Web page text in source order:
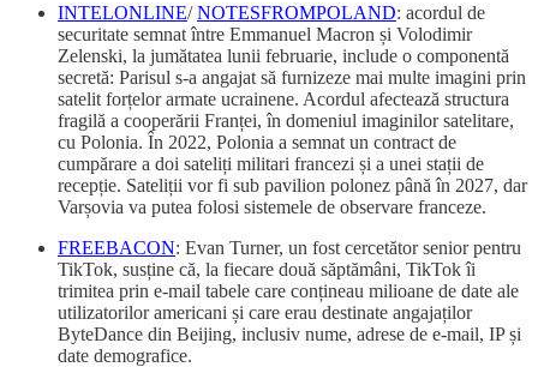
INTELONLINE/NOTESFROMPOLAND: acordul de
securitate semnat între Emmanuel Macron și Volodimir
Zelenski, la jumătatea lunii februarie, include o componentă
secretă: Parisul s-a angajat să furnizeze mai multe imagini prin
satelit forțelor armate ucrainene. Acordul afectează structura
fragilă a cooperării Franței, în domeniul imaginilor satelitare,
cu Polonia. În 2022, Polonia a semnat un contract de
cumpărare a doi sateliți militari francezi și a unei stații de
recepție. Sateliții vor fi sub pavilion polonez până în 2027, dar
Varșovia va putea folosi sistemele de observare franceze.
FREEBACON: Evan Turner, un fost cercetător senior pentru
TikTok, susține că, la fiecare două săptămâni, TikTok îi
trimitea prin e-mail tabele care conțineau milioane de date ale
utilizatorilor americani și care erau destinate angajaților
ByteDance din Beijing, inclusiv nume, adrese de e-mail, IP și
date demografice.